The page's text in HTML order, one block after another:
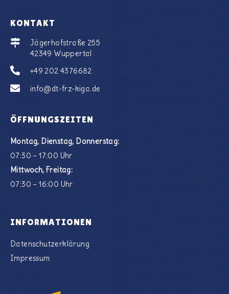
KONTAKT
Jägerhofstraße 255
42349 Wuppertal
+49 202 4376682
info@dt-frz-kiga.de
ÖFFNUNGSZEITEN
Montag, Dienstag, Donnerstag:
07:30 – 17:00 Uhr
Mittwoch, Freitag:
07:30 – 16:00 Uhr
INFORMATIONEN
Datenschutzerklärung
Impressum